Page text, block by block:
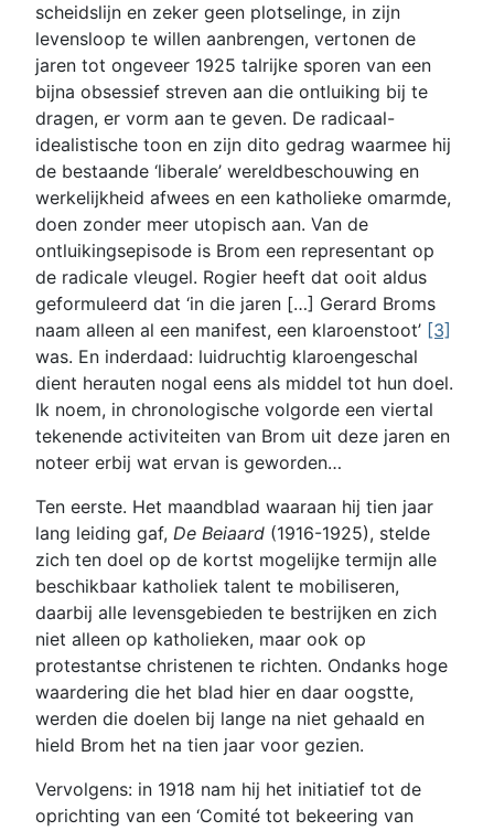
scheidslijn en zeker geen plotselinge, in zijn
levensloop te willen aanbrengen, vertonen de
jaren tot ongeveer 1925 talrijke sporen van een
bijna obsessief streven aan die ontluiking bij te
dragen, er vorm aan te geven. De radicaal-
idealistische toon en zijn dito gedrag waarmee hij
de bestaande ‘liberale’ wereldbeschouwing en
werkelijkheid afwees en een katholieke omarmde,
doen zonder meer utopisch aan. Van de
ontluikingsepisode is Brom een representant op
de radicale vleugel. Rogier heeft dat ooit aldus
geformuleerd dat ‘in die jaren […] Gerard Broms
naam alleen al een manifest, een klaroenstoot’ [3]
was. En inderdaad: luidruchtig klaroengeschal
dient herauten nogal eens als middel tot hun doel.
Ik noem, in chronologische volgorde een viertal
tekenende activiteiten van Brom uit deze jaren en
noteer erbij wat ervan is geworden…
Ten eerste. Het maandblad waaraan hij tien jaar
lang leiding gaf, De Beiaard (1916-1925), stelde
zich ten doel op de kortst mogelijke termijn alle
beschikbaar katholiek talent te mobiliseren,
daarbij alle levensgebieden te bestrijken en zich
niet alleen op katholieken, maar ook op
protestantse christenen te richten. Ondanks hoge
waardering die het blad hier en daar oogstte,
werden die doelen bij lange na niet gehaald en
hield Brom het na tien jaar voor gezien.
Vervolgens: in 1918 nam hij het initiatief tot de
oprichting van een ‘Comité tot bekeering van